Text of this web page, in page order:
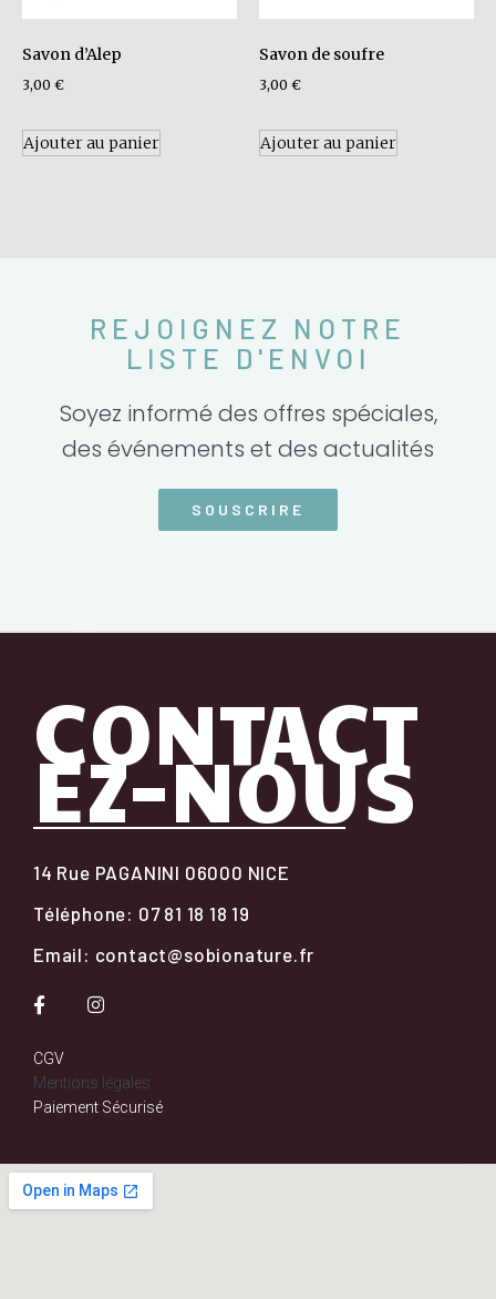
Savon d’Alep
3,00 €
Ajouter au panier
Savon de soufre
3,00 €
Ajouter au panier
REJOIGNEZ NOTRE
LISTE D'ENVOI
Soyez informé des offres spéciales,
des événements et des actualités
SOUSCRIRE
CONTACT
EZ-NOUS
14 Rue PAGANINI 06000 NICE
Téléphone: 07 81 18 18 19
Email: contact@sobionature.fr
CGV
Mentions légales
Paiement Sécurisé